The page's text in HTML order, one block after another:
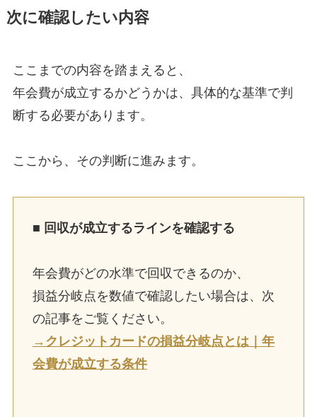
次に確認したい内容
ここまでの内容を踏まえると、
年会費が成立するかどうかは、具体的な基準で判
断する必要があります。
ここから、その判断に進みます。
■ 回収が成立するラインを確認する
年会費がどの水準で回収できるのか、
損益分岐点を数値で確認したい場合は、次
の記事をご覧ください。
→クレジットカードの損益分岐点とは｜年
会費が成立する条件